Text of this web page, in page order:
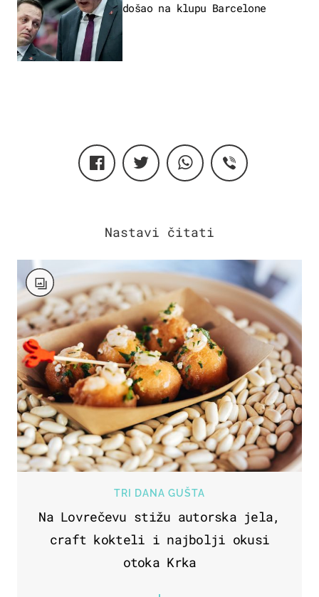
došao na klupu Barcelone
TRI DANA GUŠTA
Na Lovrečevu stižu autorska jela,
craft kokteli i najbolji okusi
otoka Krka